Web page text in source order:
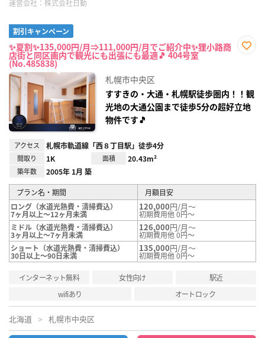
運営会社： 株式会社日動
割引キャンペーン
✨夏割✨135,000円/月⇒111,000円/月でご紹介中✨狸小路商
店街と同区画内で観光にも出張にも最適🎵 404号室
(No.485838)
札幌市中央区
すすきの・大通・札幌駅徒歩圏内！！観
光地の大通公園まで徒歩5分の超好立地
物件です🎵
アクセス 札幌市軌道線「西８丁目駅」徒歩4分
間取り 1K 面積 20.43m²
築年数 2005年 1月 築
プラン名・期間
月額目安
ロング（水道光熱費・清掃費込）
7ヶ月以上～12ヶ月未満
120,000円/月～
初期費用他 0円～
ミドル（水道光熱費・清掃費込）
3ヶ月以上～7ヶ月未満
126,000円/月～
初期費用他 0円～
ショート（水道光熱費・清掃費込）
30日以上～90日未満
135,000円/月～
初期費用他 0円～
インターネット無料 女性向け
駅近
wifiあり
オートロック
北海道 札幌市中央区